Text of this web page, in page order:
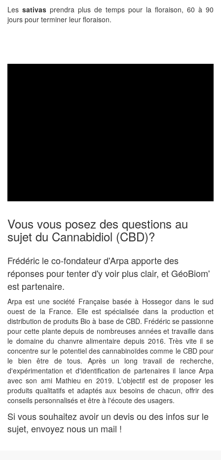
Les sativas prendra plus de temps pour la floraison, 60 à 90
jours pour terminer leur floraison.
Vous vous posez des questions au
sujet du Cannabidiol (CBD)?
Frédéric le co-fondateur d'Arpa apporte des
réponses pour tenter d'y voir plus clair, et GéoBiom'
est partenaire.
Arpa est une société Française basée à Hossegor dans le sud
ouest de la France. Elle est spécialisée dans la production et
distribution de produits Bio à base de CBD. Frédéric se passionne
pour cette plante depuis de nombreuses années et travaille dans
le domaine du chanvre alimentaire depuis 2016. Très vite il se
concentre sur le potentiel des cannabinoïdes comme le CBD pour
le bien être de tous. Après un long travail de recherche,
d'expérimentation et d'identification de partenaires il lance Arpa
avec son ami Mathieu en 2019. L'objectif est de proposer les
produits qualitatifs et adaptés aux besoins de chacun, offrir des
conseils personnalisés et être à l'écoute des usagers.
Si vous souhaitez avoir un devis ou des infos sur le
sujet, envoyez nous un mail !